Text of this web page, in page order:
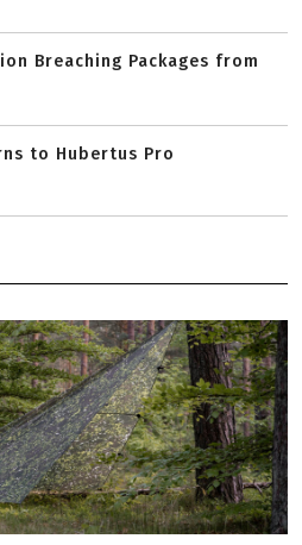
Breaching Packages from
to Hubertus Pro